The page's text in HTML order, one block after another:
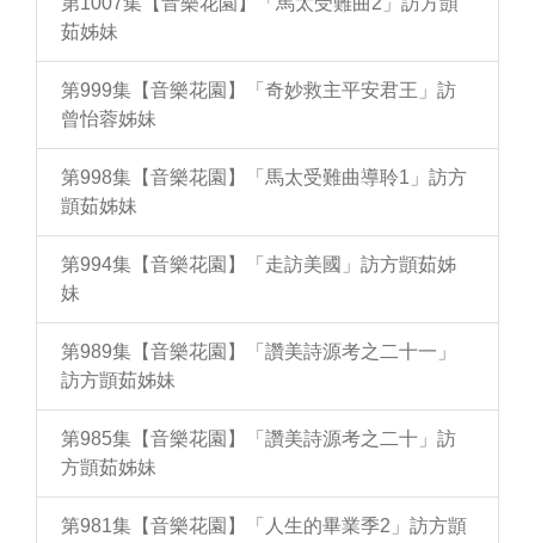
茹姊妹
第999集【音樂花園】「奇妙救主平安君王」訪
曾怡蓉姊妹
第998集【音樂花園】「馬太受難曲導聆1」訪方
顗茹姊妹
第994集【音樂花園】「走訪美國」訪方顗茹姊
妹
第989集【音樂花園】「讚美詩源考之二十一」
訪方顗茹姊妹
第985集【音樂花園】「讚美詩源考之二十」訪
方顗茹姊妹
第981集【音樂花園】「人生的畢業季2」訪方顗